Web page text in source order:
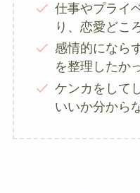
仕事やプライ
り、恋愛どこ
感情的になら
を整理したか
ケンカをして
いいか分から